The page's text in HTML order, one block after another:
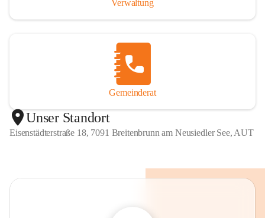
Verwaltung
Gemeinderat
Unser Standort
Eisenstädterstraße 18, 7091 Breitenbrunn am Neusiedler See, AUT